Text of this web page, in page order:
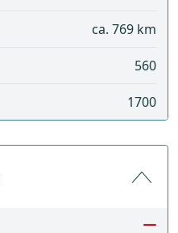
ca. 769 km
560
1700